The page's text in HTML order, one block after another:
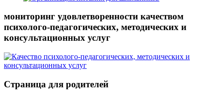
мониторинг удовлетворенности качеством
психолого-педагогических, методических и
консультационных услуг
Страница для родителей